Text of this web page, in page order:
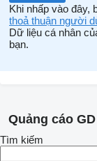
Khi nhấp vào đây,
thoả thuận người
Dữ liệu cá nhân
bạn.
Quảng cáo
Tìm kiếm